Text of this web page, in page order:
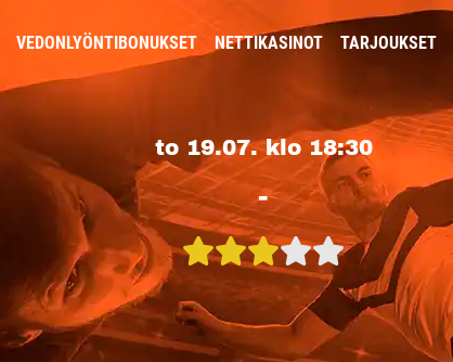
VEDONLYÖNTIBONUKSET NETTIKASINOT TARJOUKSET
to 19.07. klo 18:30
-